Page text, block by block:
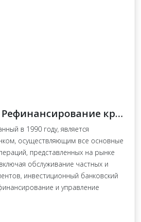
Альфа-Банк: Рефинансирование кредита
в 1990 году, является
осуществляющим все основные
представленных на рынке
обслуживание частных и
инвестиционный банковский
и управление